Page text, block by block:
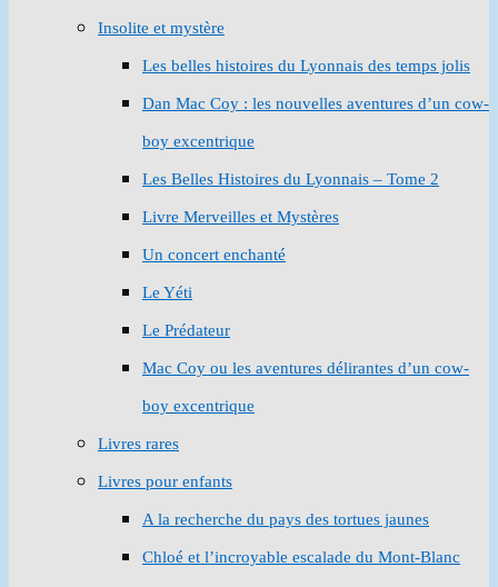
Insolite et mystère
Les belles histoires du Lyonnais des temps jolis
Dan Mac Coy : les nouvelles aventures d’un cow-
boy excentrique
Les Belles Histoires du Lyonnais – Tome 2
Livre Merveilles et Mystères
Un concert enchanté
Le Yéti
Le Prédateur
Mac Coy ou les aventures délirantes d’un cow-
boy excentrique
Livres rares
Livres pour enfants
A la recherche du pays des tortues jaunes
Chloé et l’incroyable escalade du Mont-Blanc